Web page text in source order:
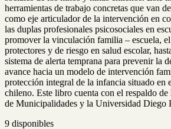
herramientas de trabajo concretas que van
como eje articulador de la intervención en
las duplas profesionales psicosociales en
promover la vinculación familia – escuela,
protectores y de riesgo en salud escolar,
sistema de alerta temprana para prevenir la
avance hacia un modelo de intervención
protección integral de la infancia situado en
chileno. Este libro cuenta con el respaldo
de Municipalidades y la Universidad Diego
9 disponibles